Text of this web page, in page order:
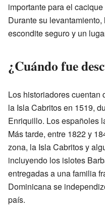
importante para el cacique
Durante su
escondite seguro y un
¿Cuándo fue
Los historiadores cuentan
la Isla Cabritos en 1519,
Enriquillo. Los españoles
Más tarde, entre 1822 y
zona, la Isla Cabritos y
incluyendo los islotes
entregadas a una familia
Dominicana se
país.